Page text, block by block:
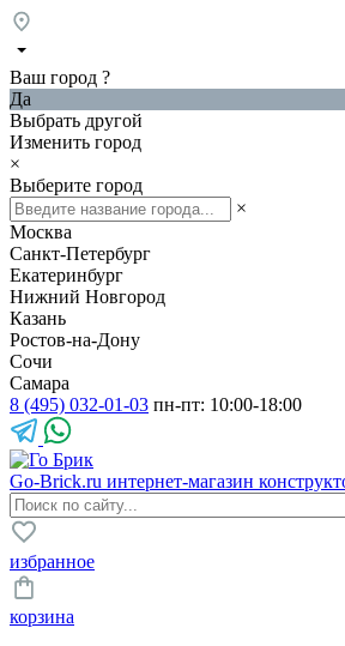
Ваш город ?
Да
Выбрать другой
Изменить город
×
Выберите город
×
Москва
Санкт-Петербург
Екатеринбург
Нижний Новгород
Казань
Ростов-на-Дону
Сочи
Самара
8 (495) 032-01-03 пн-пт: 10:00-18:00
Go-Brick.ru интернет-магазин
избранное
корзина